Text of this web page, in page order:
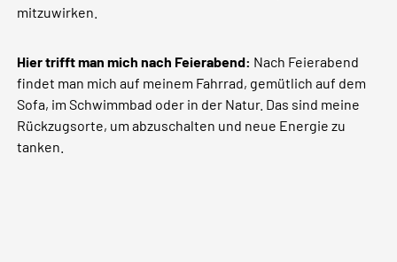
mitzuwirken.
Hier trifft man mich nach Feierabend: Nach Feierabend
findet man mich auf meinem Fahrrad, gemütlich auf dem
Sofa, im Schwimmbad oder in der Natur. Das sind meine
Rückzugsorte, um abzuschalten und neue Energie zu
tanken.